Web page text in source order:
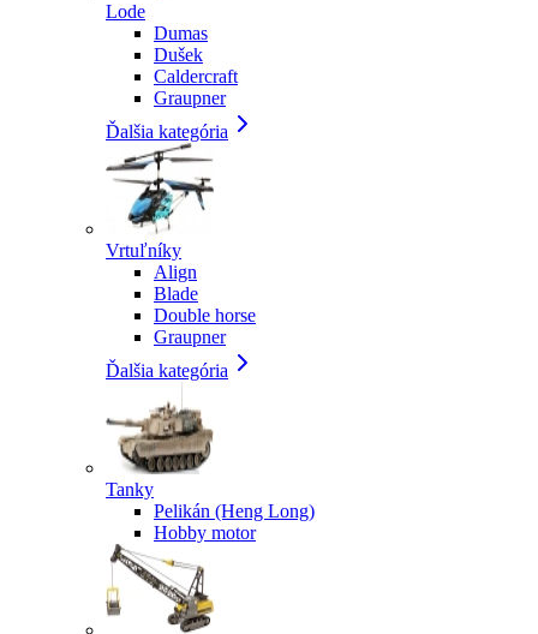
Lode
Dumas
Dušek
Caldercraft
Graupner
Ďalšia kategória
Vrtuľníky
Align
Blade
Double horse
Graupner
Ďalšia kategória
Tanky
Pelikán (Heng Long)
Hobby motor